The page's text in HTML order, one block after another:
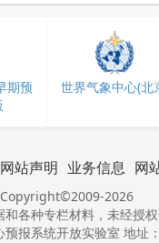
期预
世界气象中心(北
网站声明 业务信息 网
Copyright©2009-2026
各种专栏材料，未经授
报系统开放实验室 地址